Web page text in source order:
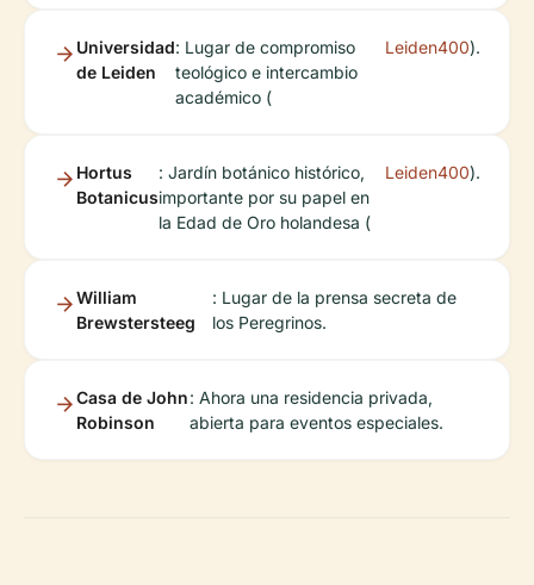
Universidad
de Leiden
: Lugar de compromiso
teológico e intercambio
académico (
Leiden400).
Hortus
Botanicus
: Jardín botánico histórico,
importante por su papel en
la Edad de Oro holandesa (
Leiden400).
William
Brewstersteeg
: Lugar de la prensa secreta de
los Peregrinos.
Casa de John
Robinson
: Ahora una residencia privada,
abierta para eventos especiales.